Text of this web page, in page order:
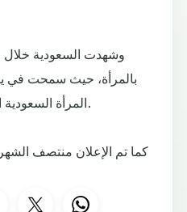
وشهدت السعودية خلال
بالمرأة، حيث سمحت في
المرأة السعودية السيارة بعد عقود من الحظر.
كما تم الإعلان منتصف